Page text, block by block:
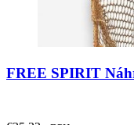
FREE SPIRIT